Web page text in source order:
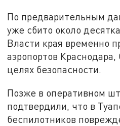
По предварительным
уже сбито около
Власти края временно
аэропортов
целях безопасности.
Позже в оперативном
подтвердили, что в
беспилотников